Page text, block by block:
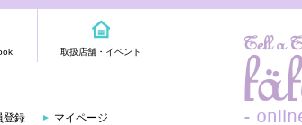
取扱店舗・イベント
登録 マイページ